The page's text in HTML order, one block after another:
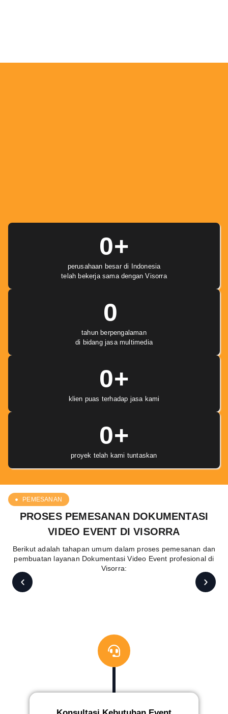
perusahaan besar di Indonesia
telah bekerja sama dengan Visorra
0+
tahun berpengalaman
di bidang jasa multimedia
0
klien puas terhadap jasa kami
0+
proyek telah kami tuntaskan
0+
PEMESANAN
PROSES PEMESANAN DOKUMENTASI
VIDEO EVENT DI VISORRA
Berikut adalah tahapan umum dalam proses pemesanan dan
pembuatan layanan Dokumentasi Video Event profesional di
Visorra: